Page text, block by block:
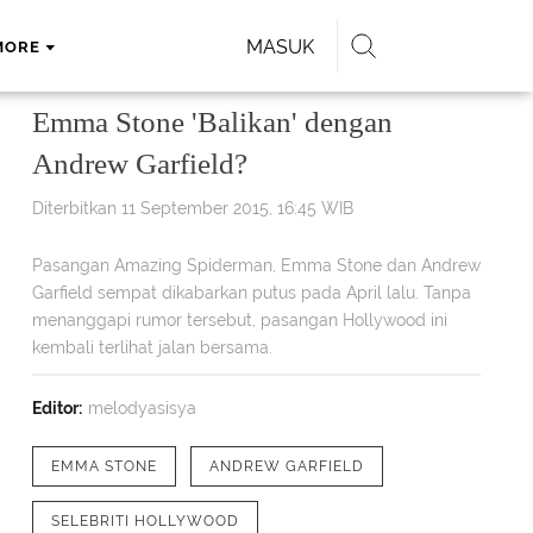
MASUK
Emma Stone 'Balikan' dengan
Andrew Garfield?
Diterbitkan 11 September 2015, 16:45 WIB
Pasangan Amazing Spiderman, Emma Stone dan Andrew
Garfield sempat dikabarkan putus pada April lalu. Tanpa
menanggapi rumor tersebut, pasangan Hollywood ini
kembali terlihat jalan bersama.
Editor: melodyasisya
EMMA STONE ANDREW GARFIELD
SELEBRITI HOLLYWOOD